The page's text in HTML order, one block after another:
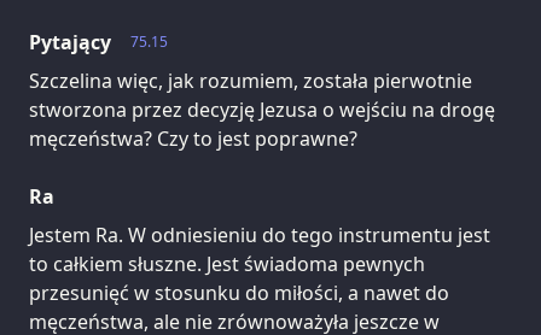
75.15
Pytający
Szczelina więc, jak rozumiem, została pierwotnie
stworzona przez decyzję Jezusa o wejściu na drogę
męczeństwa? Czy to jest poprawne?
Ra
Jestem Ra. W odniesieniu do tego instrumentu jest
to całkiem słuszne. Jest świadoma pewnych
przesunięć w stosunku do miłości, a nawet do
męczeństwa, ale nie zrównoważyła jeszcze w